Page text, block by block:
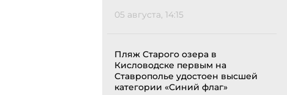
05 августа, 14:15
Пляж Старого озера в
Кисловодске первым на
Ставрополье удостоен высшей
категории «Синий флаг»